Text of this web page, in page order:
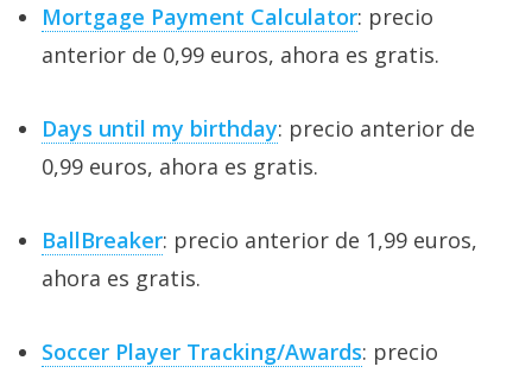
Mortgage Payment Calculator: precio
anterior de 0,99 euros, ahora es gratis.
Days until my birthday: precio anterior de
0,99 euros, ahora es gratis.
BallBreaker: precio anterior de 1,99 euros,
ahora es gratis.
Soccer Player Tracking/Awards: precio